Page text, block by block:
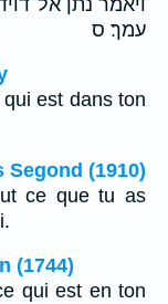
עמך׃ ס
est dans ton
(1910)
ce que tu as
(1744)
qui est en ton